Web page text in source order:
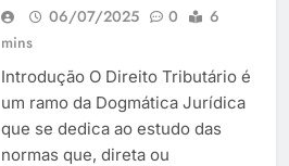
06/07/2025 0
6
mins
Introdução O Direito Tributário é
um ramo da Dogmática Jurídica
que se dedica ao estudo das
normas que, direta ou